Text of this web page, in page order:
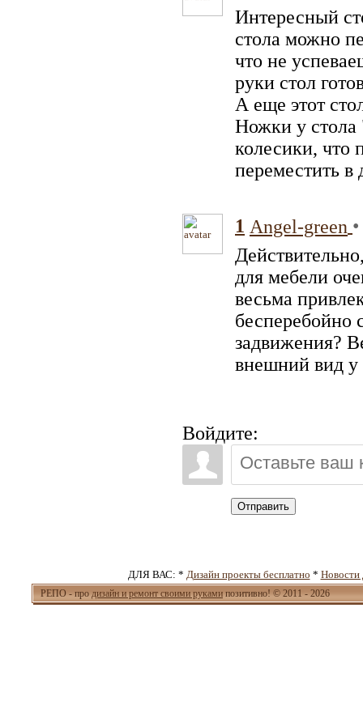
Интересный
стола можно
что не
руки стол
А еще этот
Ножки у стола
колесики, что
переместить в
1 Angel-green
для мебели
весьма
бесперебойно
задвижения?
внешний вид у
Войдите:
Отправить
ДЛЯ ВАС: * Дизайн проекты бесплатно * Новости
РЕПО - про дизайн и ремонт своими руками позитивно! © 2011 - 2026